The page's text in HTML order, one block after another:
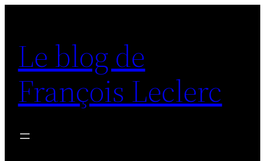
contenu
Le blog de
François Leclerc